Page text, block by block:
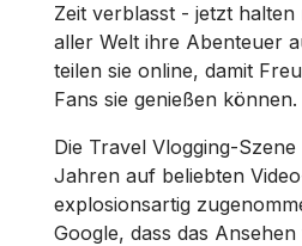
Zeit verblasst - jetzt halten
aller Welt ihre Abenteuer
teilen sie online, damit
Fans sie genießen können.
Die Travel Vlogging-
Jahren auf beliebten
explosionsartig
Google, dass das